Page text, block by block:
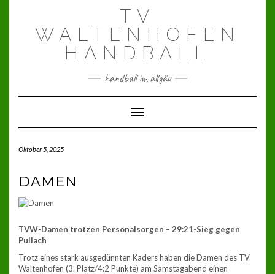
TV
WALTENHOFEN
HANDBALL
handball im allgäu
Toggle Navigation
Oktober 5, 2025
DAMEN
TVW-Damen trotzen Personalsorgen – 29:21-Sieg gegen
Pullach
Trotz eines stark ausgedünnten Kaders haben die Damen des TV
Waltenhofen (3. Platz/4:2 Punkte) am Samstagabend einen